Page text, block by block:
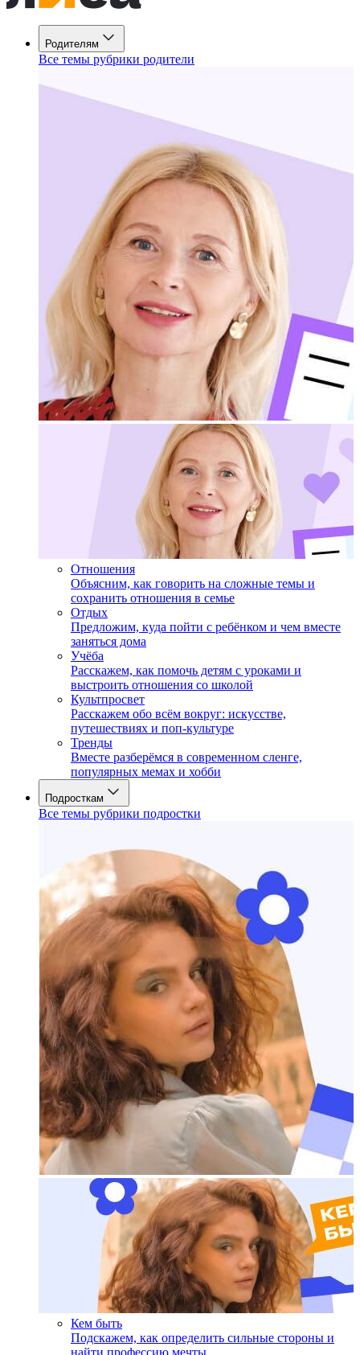
Родителям
Все темы рубрики родители
Отношения
Объясним, как говорить на сложные темы и
сохранить отношения в семье
Отдых
Предложим, куда пойти с ребёнком и чем вместе
заняться дома
Учёба
Расскажем, как помочь детям с уроками и
выстроить отношения со школой
Культпросвет
Расскажем обо всём вокруг: искусстве,
путешествиях и поп-культуре
Тренды
Вместе разберёмся в современном сленге,
популярных мемах и хобби
Подросткам
Все темы рубрики подростки
Кем быть
Подскажем, как определить сильные стороны и
найти профессию мечты